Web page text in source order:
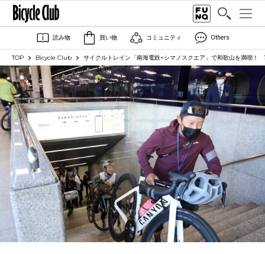
読み物 買い物 コミュニティ Others
TOP Bicycle Club サイクルトレイン「南海電鉄×シマノスクエア」で和歌山を満喫！